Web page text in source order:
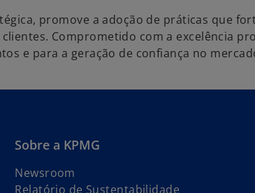
promove a adoção de práticas que
Comprometido com a excelência
e para a geração de confiança no
Sobre a KPMG
Newsroom
Relatório de Sustentabilidade